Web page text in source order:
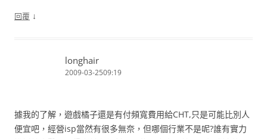
回覆 ↓
longhair
2009-03-2509:19
據我的了解，遊戲橘子還是有付頻寬費用給CHT,只是可能比別人
便宜吧，經營isp當然有很多無奈，但哪個行業不是呢?誰有實力